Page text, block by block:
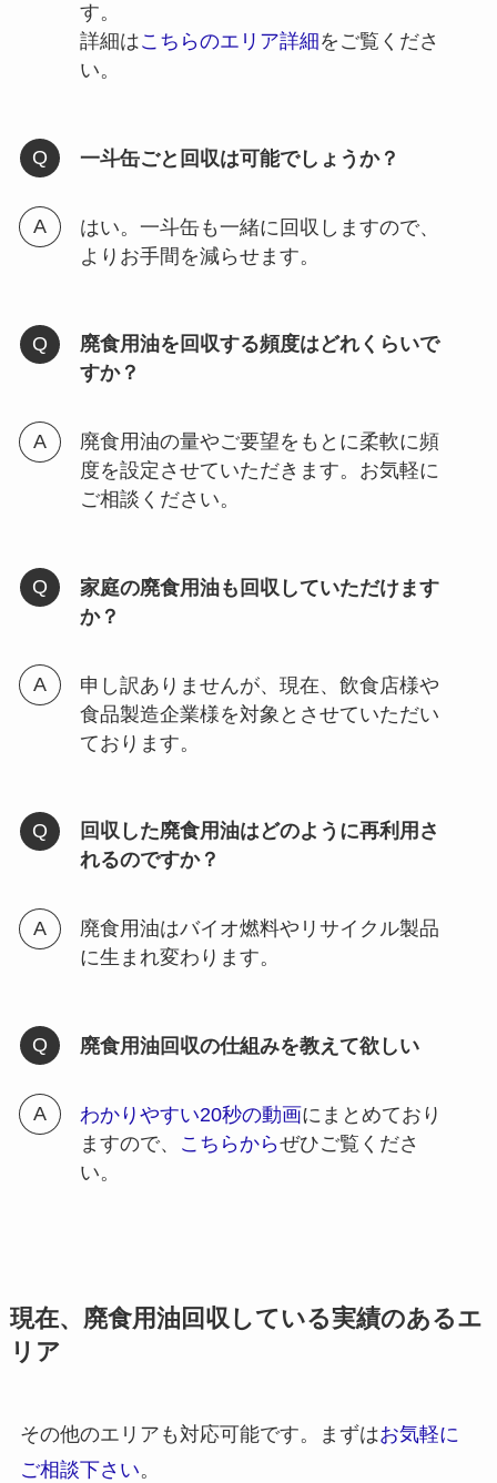
す。
詳細はこちらのエリア詳細をご覧くださ
い。
一斗缶ごと回収は可能でしょうか？
はい。一斗缶も一緒に回収しますので、
よりお手間を減らせます。
廃食用油を回収する頻度はどれくらいで
すか？
廃食用油の量やご要望をもとに柔軟に頻
度を設定させていただきます。お気軽に
ご相談ください。
家庭の廃食用油も回収していただけます
か？
申し訳ありませんが、現在、飲食店様や
食品製造企業様を対象とさせていただい
ております。
回収した廃食用油はどのように再利用さ
れるのですか？
廃食用油はバイオ燃料やリサイクル製品
に生まれ変わります。
廃食用油回収の仕組みを教えて欲しい
わかりやすい20秒の動画にまとめており
ますので、
こちらからぜひご覧くださ
い。
現在、廃食用油回収している実績のあるエ
リア
その他のエリアも対応可能です。まずはお気軽に
ご相談下さい。